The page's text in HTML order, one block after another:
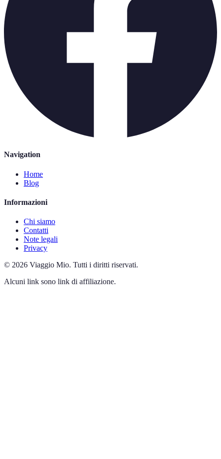
Navigation
Home
Blog
Informazioni
Chi siamo
Contatti
Note legali
Privacy
© 2026 Viaggio Mio. Tutti i diritti riservati.
Alcuni link sono link di affiliazione.